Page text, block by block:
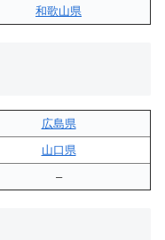
和歌山県
広島県
山口県
–